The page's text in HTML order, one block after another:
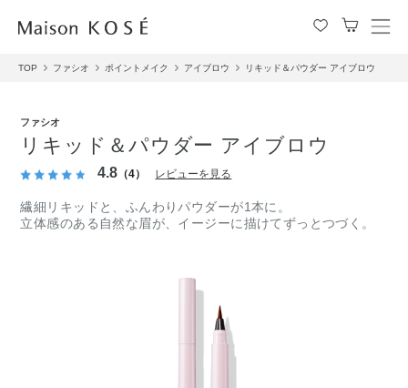
メ
TOP ファシオ ポイントメイク アイブロウ リキッド＆パウダー アイブロウ
ファシオ
リキッド＆パウダー アイブロウ
4.8 （4） レビューを見る
繊細リキッドと、ふんわりパウダーが1本に。
立体感のある自然な眉が、イージーに描けてずっとつづく。